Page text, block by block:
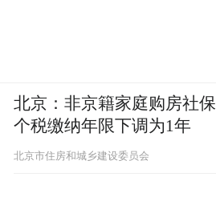
北京：非京籍家庭购房社保
个税缴纳年限下调为1年
北京市住房和城乡建设委员会